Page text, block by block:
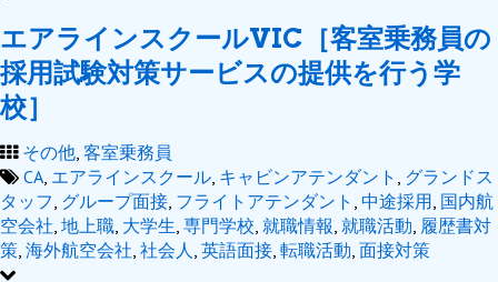
エアラインスクールVIC［客室乗務員の
採用試験対策サービスの提供を行う学
校］
その他, 客室乗務員
CA, エアラインスクール, キャビンアテンダント , グランドス
タッフ, グループ面接, フライトアテンダント , 中途採用, 国内航
空会社, 地上職, 大学生, 専門学校, 就職情報, 就職活動, 履歴書対
策, 海外航空会社, 社会人, 英語面接, 転職活動, 面接対策